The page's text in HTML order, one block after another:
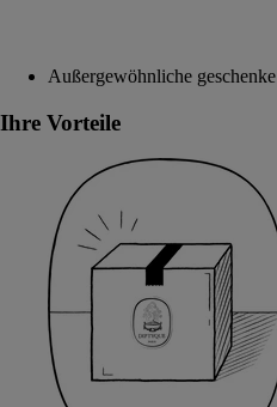
Außergewöhnliche geschenke
Ihre Vorteile